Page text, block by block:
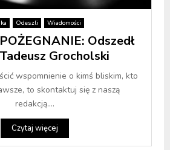
Odeszli Wiadomości
Odszedł
Grocholski
wspomnienie o kimś bliskim, kto
to skontaktuj się z naszą
redakcją....
Czytaj więcej